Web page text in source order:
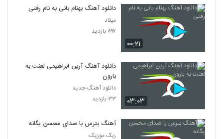
۰۰:۲۱
دانلود آهنگ بهنام بانی به نام رفتی
میلاد
۸۹۷ بازدید
۰۳:۰۳
دانلود آهنگ آرین ابراهیمی لعنت به
بارون
دانلود آهنگ جدید
۳۳ بازدید
آهنگ بترس با صدای محسن یگانه
ربک موزیک